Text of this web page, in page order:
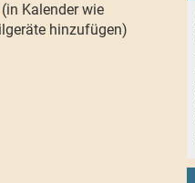
(in Kalender wie
hinzufügen)